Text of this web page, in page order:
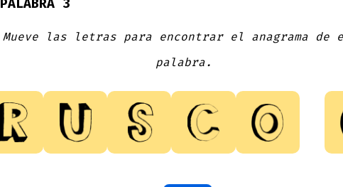
Mueve las letras para encontrar el anagrama de
palabra.